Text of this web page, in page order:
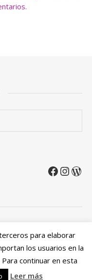
y reembolsos
para elaborar
los usuarios en la
continuar en esta
Leer más